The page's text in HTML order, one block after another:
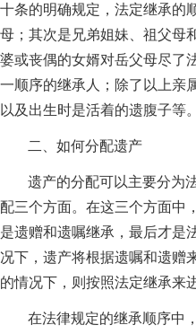
十条的明确规定，法定继承的
母；其次是兄弟姐妹、祖父母
婆或丧偶的女婿对岳父母尽了
一顺序的继承人；除了以上亲
以及出生时是活着的遗腹子等。
二、如何分配遗产
遗产的分配可以主要分为
配三个方面。在这三个方面中
是遗赠和遗嘱继承，最后才是
况下，遗产将根据遗嘱和遗赠
的情况下，则按照法定继承来
在法律规定的继承顺序中